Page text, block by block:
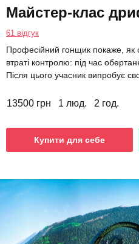
Майстер-клас
61 відгук
Професійний гонщик покаже, як
втраті контролю: під час
Після цього учасник випробує
13500 грн 1 люд. 2 год.
Купити для себе